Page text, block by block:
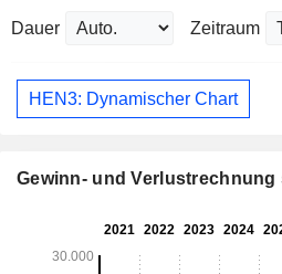
Dauer Zeitraum
HEN3: Dynamischer Chart
Gewinn- und